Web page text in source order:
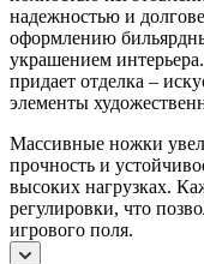
надежностью и
оформлению
украшением
придает отделка –
элементы
Массивные ножки
прочность и
высоких нагрузках.
регулировки, что
игрового поля.